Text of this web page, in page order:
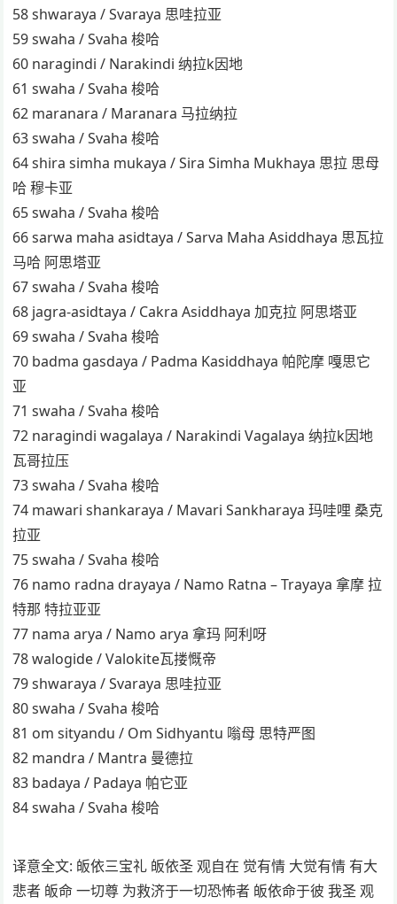
58 shwaraya / Svaraya 思哇拉亚
59 swaha / Svaha 梭哈
60 naragindi / Narakindi 纳拉k因地
61 swaha / Svaha 梭哈
62 maranara / Maranara 马拉纳拉
63 swaha / Svaha 梭哈
64 shira simha mukaya / Sira Simha Mukhaya 思拉 思母
哈 穆卡亚
65 swaha / Svaha 梭哈
66 sarwa maha asidtaya / Sarva Maha Asiddhaya 思瓦拉
马哈 阿思塔亚
67 swaha / Svaha 梭哈
68 jagra-asidtaya / Cakra Asiddhaya 加克拉 阿思塔亚
69 swaha / Svaha 梭哈
70 badma gasdaya / Padma Kasiddhaya 帕陀摩 嘎思它
亚
71 swaha / Svaha 梭哈
72 naragindi wagalaya / Narakindi Vagalaya 纳拉k因地
瓦哥拉压
73 swaha / Svaha 梭哈
74 mawari shankaraya / Mavari Sankharaya 玛哇哩 桑克
拉亚
75 swaha / Svaha 梭哈
76 namo radna drayaya / Namo Ratna – Trayaya 拿摩 拉
特那 特拉亚亚
77 nama arya / Namo arya 拿玛 阿利呀
78 walogide / Valokite瓦搂慨帝
79 shwaraya / Svaraya 思哇拉亚
80 swaha / Svaha 梭哈
81 om sityandu / Om Sidhyantu 嗡母 思特严图
82 mandra / Mantra 曼德拉
83 badaya / Padaya 帕它亚
84 swaha / Svaha 梭哈
译意全文: 皈依三宝礼 皈依圣 观自在 觉有情 大觉有情 有大
悲者 皈命 一切尊 为救济于一切恐怖者 皈依命于彼 我圣 观